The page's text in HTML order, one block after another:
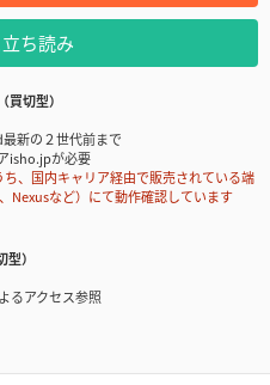
ち読み
切型）
新の２世代前まで
isho.jpが必要
、国内キャリア経由で販売されている端
Nexusなど）にて動作確認しています
）
るアクセス参照